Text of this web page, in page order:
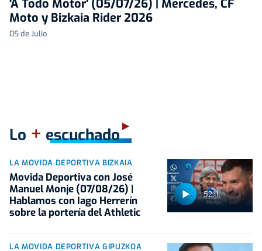
'A Todo Motor' (05/07/26) | Mercedes, CF
Moto y Bizkaia Rider 2026
05 de Julio
Lo + escuchado
52:11
LA MOVIDA DEPORTIVA BIZKAIA
Movida Deportiva con José
Manuel Monje (07/08/26) |
Hablamos con Iago Herrerín
sobre la portería del Athletic
LA MOVIDA DEPORTIVA GIPUZKOA